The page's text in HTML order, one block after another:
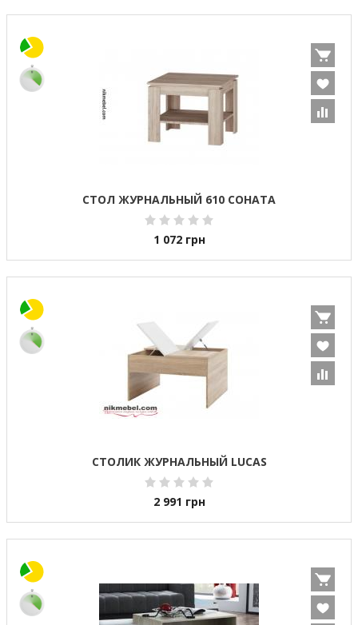
СТОЛ ЖУРНАЛЬНЫЙ 610 СОНАТА
1 072 грн
СТОЛИК ЖУРНАЛЬНЫЙ LUCAS
2 991 грн